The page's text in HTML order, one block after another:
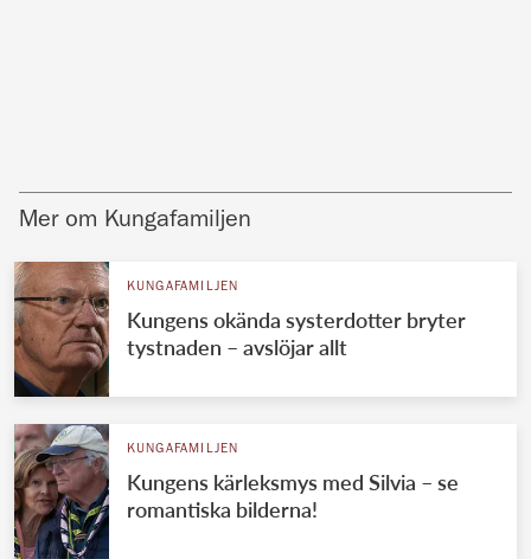
Mer om Kungafamiljen
KUNGAFAMILJEN
Kungens okända systerdotter bryter
tystnaden – avslöjar allt
KUNGAFAMILJEN
Kungens kärleksmys med Silvia – se
romantiska bilderna!